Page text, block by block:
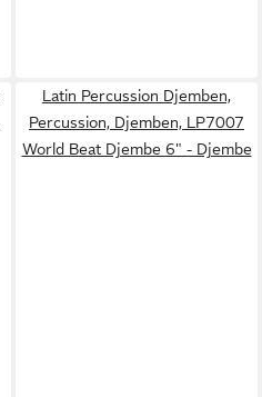
Latin Percussion Djemben,
Percussion, Djemben, LP7007
World Beat Djembe 6" - Djembe